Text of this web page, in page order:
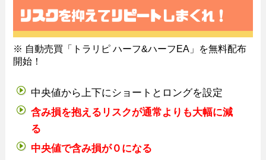
※ 自動売買「トラリピ ハーフ&ハーフEA」を無料配布
開始！
中央値から上下にショートとロングを設定
含み損を抱えるリスクが通常よりも大幅に減
る
中央値で含み損が０になる